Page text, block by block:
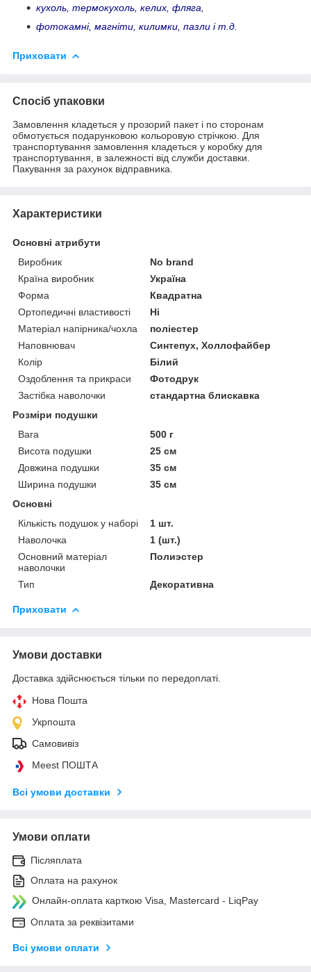
кухоль, термокухоль, келих, фляга,
фотокамні, магніти, килимки, пазли і т.д.
Приховати
Спосіб упаковки
Замовлення кладеться у прозорий пакет і по сторонам
обмотується подарунковою кольоровую стрічкою. Для
транспортування замовлення кладеться у коробку для
транспортування, в залежності від служби доставки.
Пакування за рахунок відправника.
Характеристики
Основні атрибути
Виробник
No brand
Країна виробник
Україна
Форма
Квадратна
Ортопедичні властивості
Ні
Матеріал напірника/чохла
поліестер
Наповнювач
Синтепух, Холлофайбер
Колір
Білий
Оздоблення та прикраси
Фотодрук
Застібка наволочки
стандартна блискавка
Розміри подушки
Вага
500 г
Висота подушки
25 см
Довжина подушки
35 см
Ширина подушки
35 см
Основні
Кількість подушок у наборі
1 шт.
Наволочка
1 (шт.)
Основний матеріал
наволочки
Полиэстер
Тип Декоративна
Приховати
Умови доставки
Доставка здійснюється тільки по передоплаті.
Нова Пошта
Укрпошта
Самовивіз
Meest ПОШТА
Всі умови доставки
Умови оплати
Післяплата
Оплата на рахунок
Онлайн-оплата карткою Visa, Mastercard - LiqPay
Оплата за реквізитами
Всі умови оплати